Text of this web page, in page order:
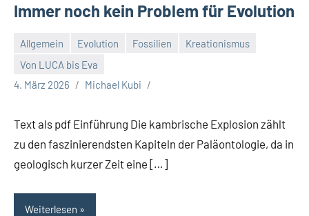
Immer noch kein Problem für Evolution
Allgemein Evolution Fossilien
Kreationismus
Von LUCA bis Eva
4. März 2026
Michael Kubi
Text als pdf Einführung Die kambrische Explosion zählt
zu den faszinierendsten Kapiteln der Paläontologie, da in
geologisch kurzer Zeit eine […]
Weiterlesen